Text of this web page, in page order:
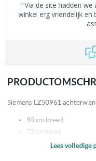
Via de site hadden we
winkel erg vriendelijk en
Siemens LZ50961
90 cm breed
72 cm hoog
Lees